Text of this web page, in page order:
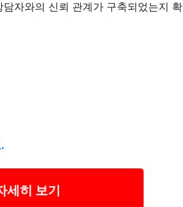
자와의 신뢰 관계가 구축되었는지 확
세히 보기